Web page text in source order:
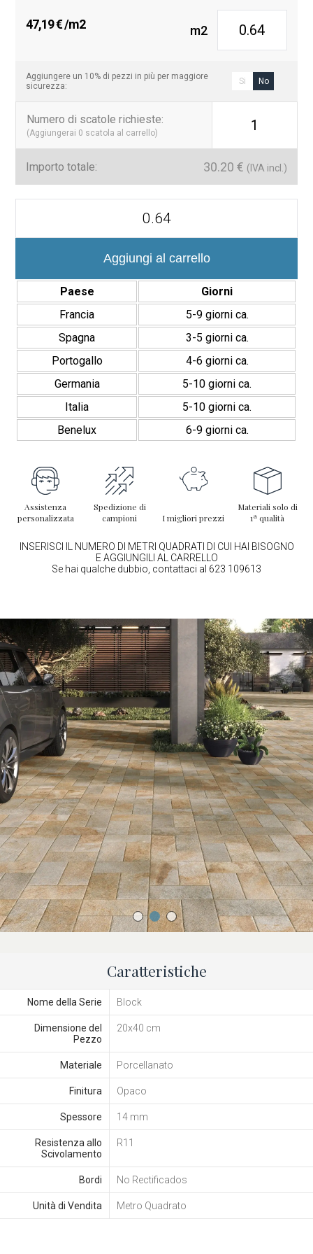
Ambienti industriali leggeri.
Resistenza e funzionalità in un unico
LaSerie Block 20×40 cm
unisce la robustezza del gres
spessore di 14 mm e la finitura opaca la rendono una soluzione
sicura, durevole e facile da mantenere.
47,19€/m2 m2
Aggiungere un 10% di pezzi in più per maggiore
sicurezza:
Si No
Numero di scatole richieste:
(Aggiungerai 0 scatola al carrello) 1
Importo totale: 30.20 € (IVA incl.)
cm
Espesorado
mm
Aggiungi al carrello
Paese
Giorni
Francia
5-9 giorni ca.
Spagna
3-5 giorni ca.
Portogallo
4-6 giorni ca.
Germania
5-10 giorni ca.
Italia
5-10 giorni ca.
Benelux
6-9 giorni ca.
Assistenza
personalizzata
Spedizione di
campioni
I migliori prezzi
Materiali solo di
1ª qualità
INSERISCI IL NUMERO DI METRI QUADRATI DI CUI HAI BISOGNO
E AGGIUNGILI AL CARRELLO
Se hai qualche dubbio, contattaci al 623 109613
Caratteristiche
Nome della Serie Block
Dimensione del
Pezzo
20x40 cm
Materiale Porcellanato
Finitura Opaco
Spessore 14 mm
Resistenza allo
Scivolamento
R11
Bordi No Rectificados
Unità di Vendita Metro Quadrato